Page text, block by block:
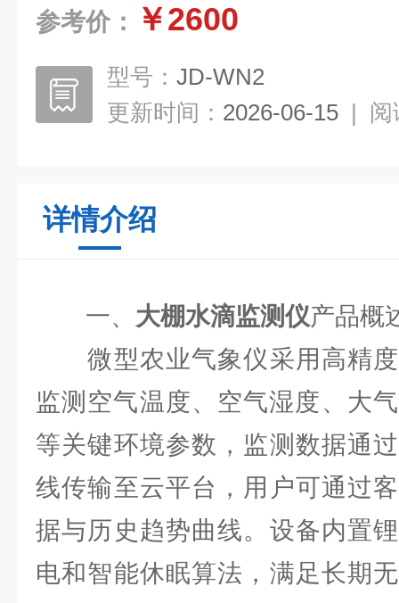
参考价： ￥2600
型号： JD-WN2
更新时间： 2026-06-15 | 阅
详情介绍
一、 大棚水滴监测仪产品概
微型农业气象仪采用高精度
监测空气温度、空气湿度、大
等关键环境参数，监测数据通
线传输至云平台，用户可通过
据与历史趋势曲线。设备内置
电和智能休眠算法，满足长期